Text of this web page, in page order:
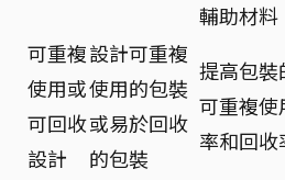
輔助材料
可重複
使用或
可回收
設計
設計可重複
使用的包裝
或易於回收
的包裝
提高包裝
可重複使
率和回收